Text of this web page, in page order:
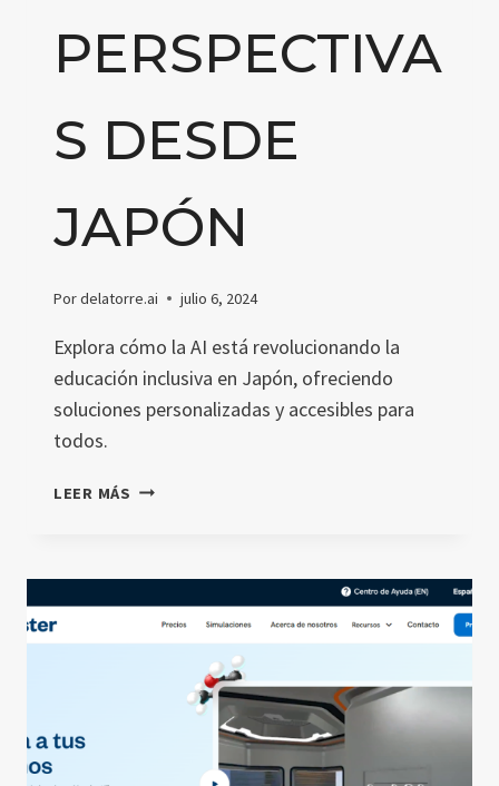
PERSPECTIVA
S DESDE
JAPÓN
Pordelatorre.ai julio 6, 2024
Explora cómo la AI está revolucionando la
educación inclusiva en Japón, ofreciendo
soluciones personalizadas y accesibles para
todos.
LEER MÁS INCLUSIÓ
DESDE